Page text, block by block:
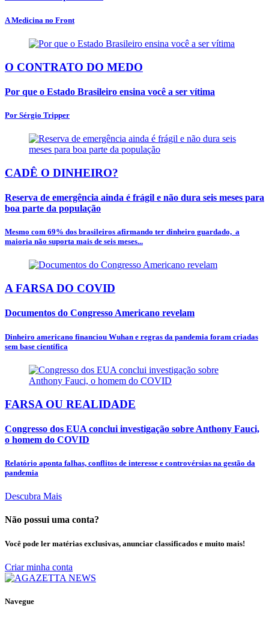
A Medicina no Front
O CONTRATO DO MEDO
Por que o Estado Brasileiro ensina você a ser vítima
Por Sérgio Tripper
CADÊ O DINHEIRO?
Reserva de emergência ainda é frágil e não dura seis meses para
boa parte da população
Mesmo com 69% dos brasileiros afirmando ter dinheiro guardado, a
maioria não suporta mais de seis meses...
A FARSA DO COVID
Documentos do Congresso Americano revelam
Dinheiro americano financiou Wuhan e regras da pandemia foram criadas
sem base científica
FARSA OU REALIDADE
Congresso dos EUA conclui investigação sobre Anthony Fauci,
o homem do COVID
Relatório aponta falhas, conflitos de interesse e controvérsias na gestão da
pandemia
Descubra Mais
Não possui uma conta?
Você pode ler matérias exclusivas, anunciar classificados e muito mais!
Criar minha conta
Navegue